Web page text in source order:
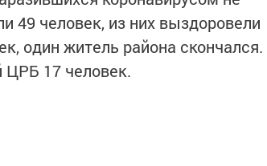
49 человек, из них выздоровели
один житель района скончался.
ЦРБ 17 человек.